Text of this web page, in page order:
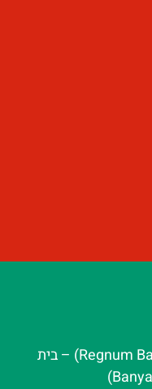
מלון רגנום (Regnum Banya Thermal Hotel) – בית